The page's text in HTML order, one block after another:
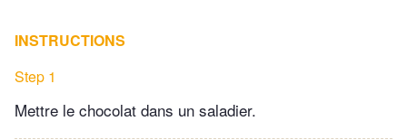
INSTRUCTIONS
Step 1
Mettre le chocolat dans un saladier.